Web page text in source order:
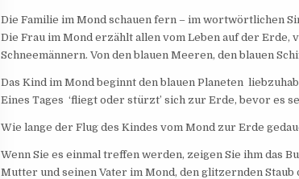
Die Familie im Mond schauen fern – im wortwörtlichen
Die Frau im Mond erzählt allen vom Leben auf der Erde,
Schneemännern. Von den blauen Meeren, den blauen
Das Kind im Mond beginnt den blauen Planeten
Eines Tages ‘fliegt oder stürzt’ sich zur Erde, bevor es
Wie lange der Flug des Kindes vom Mond zur Erde
Wenn Sie es einmal treffen werden, zeigen Sie ihm das
Mutter und seinen Vater im Mond, den glitzernden